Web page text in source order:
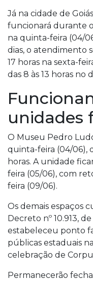
Já na cidade de
funcionará durante
na quinta-feira (04/
dias, o atendimento
17 horas na sexta-
das 8 às 13 horas no
unidades
O Museu Pedro
quinta-feira (04/06),
horas. A unidade
feira (05/06), com
feira (09/06).
Os demais espaços
Decreto nº 10.913,
estabeleceu ponto
públicas estaduais
celebração de
Permanecerão